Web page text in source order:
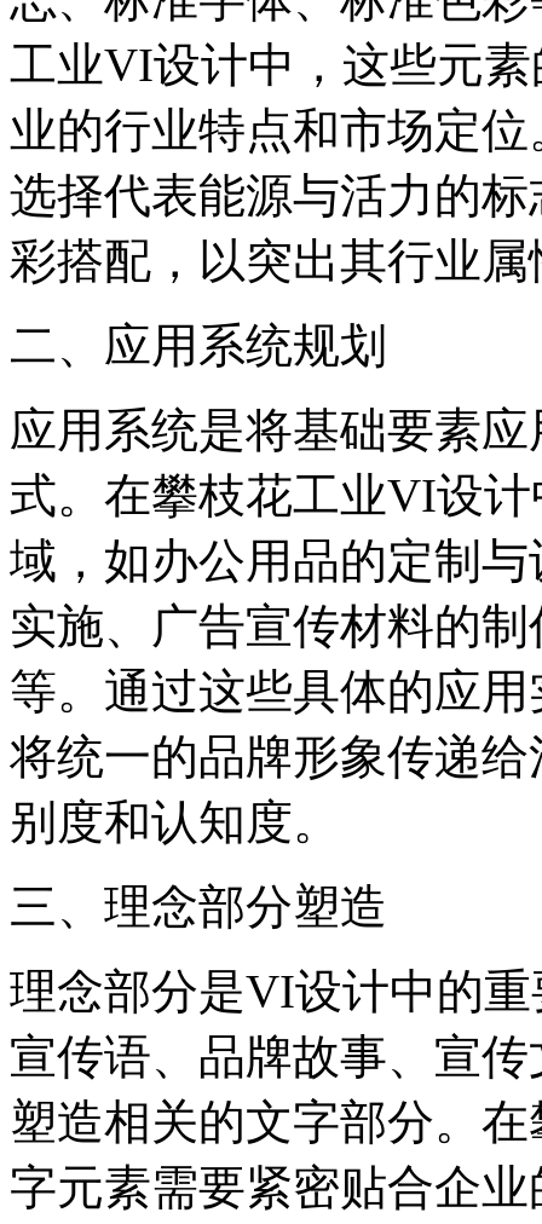
工业VI设计中，这些元
业的行业特点和市场定
选择代表能源与活力的
彩搭配，以突出其行业
‌二、应用系统规划‌
应用系统是将基础要素
式。在攀枝花工业VI设
域，如办公用品的定制
实施、广告宣传材料的
等。通过这些具体的应
将统一的品牌形象传递
别度和认知度。
‌三、理念部分塑造‌
理念部分是VI设计中的
宣传语、品牌故事、宣
塑造相关的文字部分。
字元素需要紧密贴合企